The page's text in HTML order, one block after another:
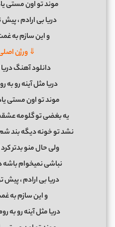
موند تو اون مستی
دریا بی ارادم ، پیش
و این سازم به
⇓ ورژن
دانلود آهنگ
دریا مثل آینه رو
موند تو اون مستی
یه بغضی تو گلومه
نشد تو خونه دیگه بند شم
ولی حال منو بدتر
نباشی نمیخوام باشه
دریا بی ارادم ، پیش
و این سازم به
دریا مثل آینه رو